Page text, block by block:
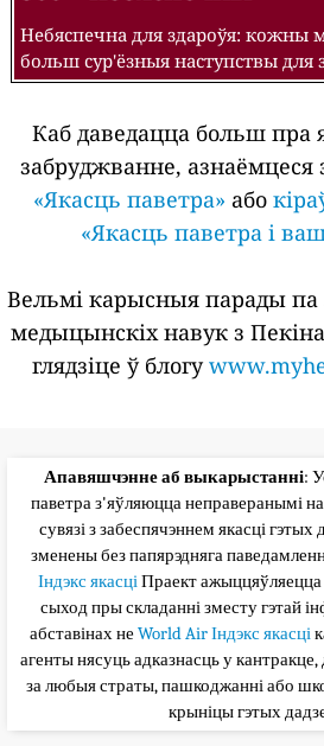
Небяспечна для здароўя: кожны
больш сур'ёзныя наступствы для
Каб даведацца больш пра
забруджванне, азнаёмцеся
«Якасць паветра» або
«Якасць паветра і
Вельмі карысныя парады па
медыцынскіх навук з
глядзіце ў блогу
Апавяшчэнне аб выкарыстанні:
паветра з'яўляюцца неправеранымі
сувязі з забеспячэннем якасці
зменены без папярэдняга
Індэкс якасціПраект ажыццяўляецца
сыход пры складанні зместу гэтай
абставінах не World Air Індэкс якасці
агенты нясуць адказнасць у
за любыя страты, пашкоджанні або
крыніцы гэтых